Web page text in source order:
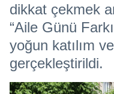
dikkat çekmek
“Aile Günü
yoğun katılım
gerçekleştirildi.